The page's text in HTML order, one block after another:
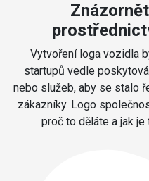
Vytvoření loga vozidla
startupů vedle
nebo služeb, aby se stalo
zákazníky. Logo
proč to děláte a jak